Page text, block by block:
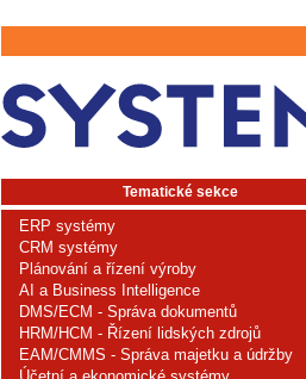
Tematické sekce
ERP systémy
CRM systémy
Plánování a řízení výroby
AI a Business Intelligence
DMS/ECM - Správa dokumentů
HRM/HCM - Řízení lidských zdrojů
EAM/CMMS - Správa majetku a údržby